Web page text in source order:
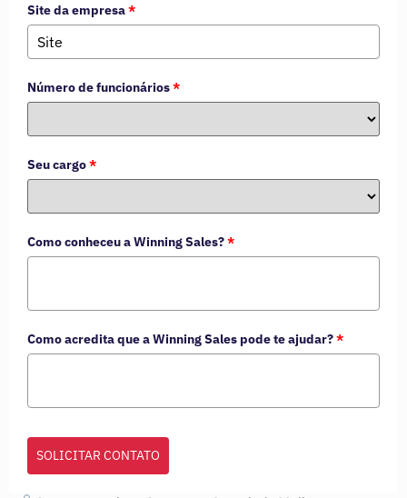
Site da empresa*
Número de funcionários*
Seu cargo*
Como conheceu a Winning Sales?*
Como acredita que a Winning Sales pode te ajudar?*
SOLICITAR CONTATO